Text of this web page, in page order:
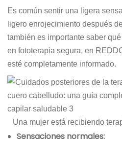
Es común sentir una ligera
ligero enrojecimiento después
también es importante saber
en fototerapia segura, en
esté completamente informado.
Una mujer está recibiendo
Sensaciones normales: